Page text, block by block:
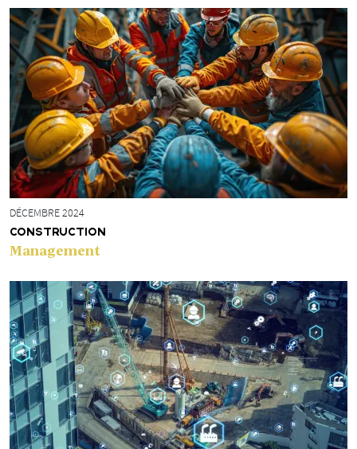
DÉCEMBRE 2024
CONSTRUCTION
Management